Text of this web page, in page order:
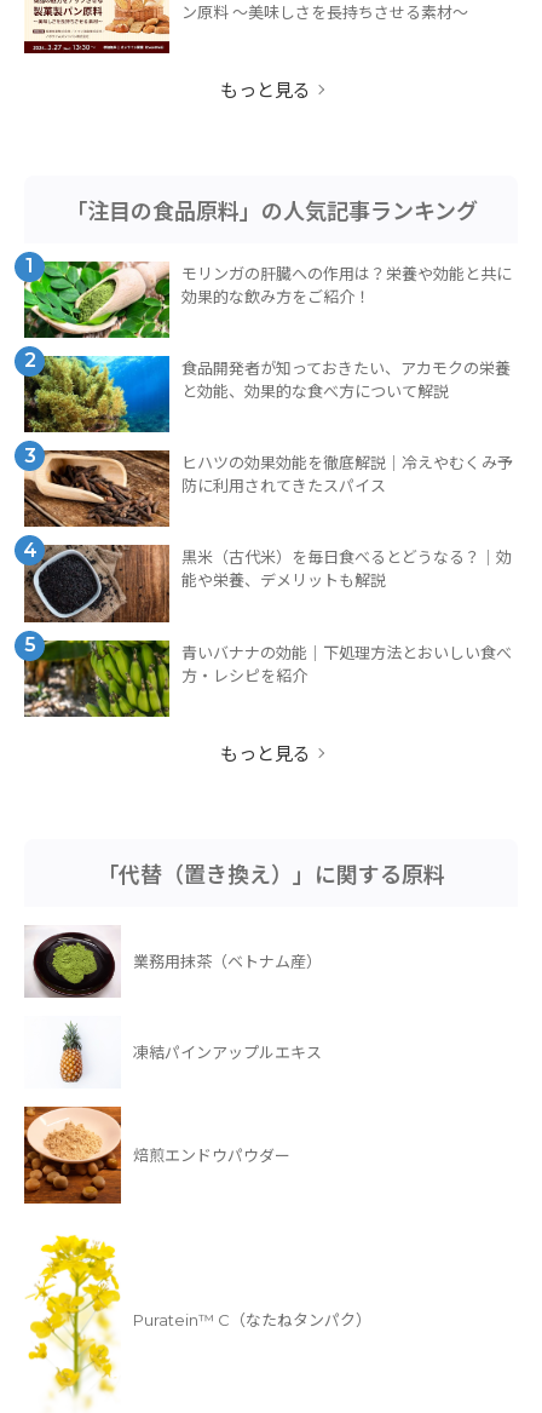
ン原料 〜美味しさを長持ちさせる素材～
もっと見る
「注目の食品原料」の人気記事ランキング
1
モリンガの肝臓への作用は？栄養や効能と共に
効果的な飲み方をご紹介！
2
食品開発者が知っておきたい、アカモクの栄養
と効能、効果的な食べ方について解説
3
ヒハツの効果効能を徹底解説｜冷えやむくみ予
防に利用されてきたスパイス
4
黒米（古代米）を毎日食べるとどうなる？｜効
能や栄養、デメリットも解説
5
青いバナナの効能｜下処理方法とおいしい食べ
方・レシピを紹介
もっと見る
「代替（置き換え）」に関する原料
業務用抹茶（ベトナム産）
凍結パインアップルエキス
焙煎エンドウパウダー
Puratein™ C（なたねタンパク）